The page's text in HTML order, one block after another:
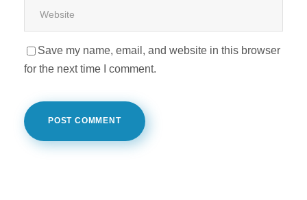
Save my name, email, and website in this browser
for the next time I comment.